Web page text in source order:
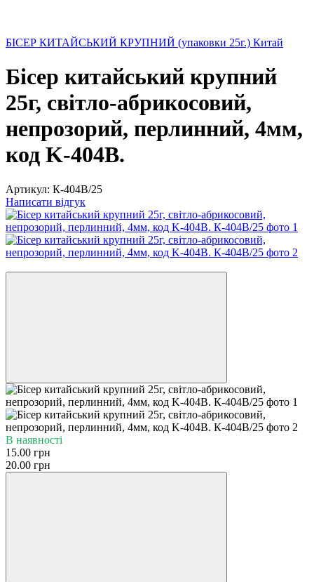
БІСЕР КИТАЙСЬКИЙ КРУПНИЙ (упаковки 25г.) Китай
Бісер китайський крупний
25г, світло-абрикосовий,
непрозорий, перлинний, 4мм,
код K-404B.
Артикул: К-404В/25
Написати відгук
В наявності
15.00 грн
20.00 грн